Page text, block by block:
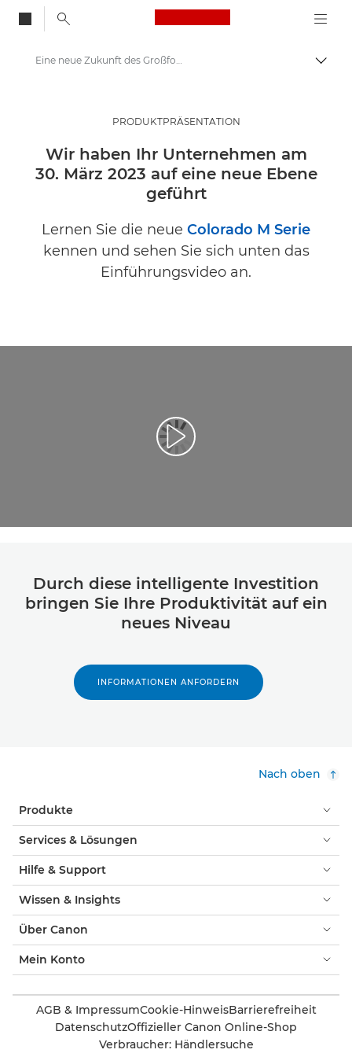
Canon Logo, back
Auf
Lösungen & Dienstleistungen
Business-Insights - B2B & Branchen-News
Business-Events und -Webinare
Eine neue Zukunft des Großformatdrucks bricht an: Präsentationsveranstaltung für den neuen Canon Large Format Graphics Drucker
PRODUKTPRÄSENTATION
Wir haben Ihr Unternehmen am
30. März 2023 auf eine neue Ebene
geführt
Lernen Sie die neue Colorado M Serie
kennen und sehen Sie sich unten das
Einführungsvideo an.
Video abspielen
Durch diese intelligente Investition
bringen Sie Ihre Produktivität auf ein
neues Niveau
INFORMATIONEN ANFORDERN
Nach oben
Produkte
Services & Lösungen
Hilfe & Support
Wissen & Insights
Über Canon
Mein Konto
AGB & ImpressumCookie-HinweisBarrierefreiheit
DatenschutzOffizieller Canon Online-Shop
Verbraucher: Händlersuche